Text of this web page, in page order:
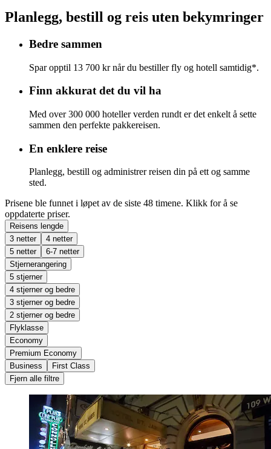
Planlegg, bestill og reis uten bekymringer
Bedre sammen
Spar opptil 13 700 kr når du bestiller fly og hotell samtidig*.
Finn akkurat det du vil ha
Med over 300 000 hoteller verden rundt er det enkelt å sette
sammen den perfekte pakkereisen.
En enklere reise
Planlegg, bestill og administrer reisen din på ett og samme
sted.
Prisene ble funnet i løpet av de siste 48 timene. Klikk for å se
oppdaterte priser.
Reisens lengde
3 netter
4 netter
5 netter
6-7 netter
Stjernerangering
5 stjerner
4 stjerner og bedre
3 stjerner og bedre
2 stjerner og bedre
Flyklasse
Economy
Premium Economy
Business
First Class
Fjern alle filtre